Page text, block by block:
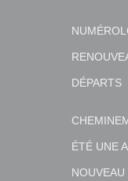
DÉPARTS
ÉTÉ UNE
NOUVEAU